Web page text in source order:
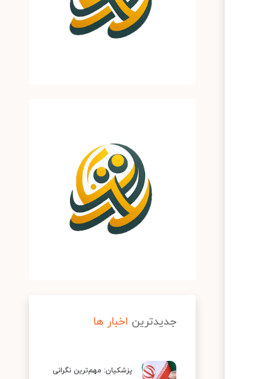
جدیدترین اخبار ها
پزشکیان: مهم‌ترین نگرانی